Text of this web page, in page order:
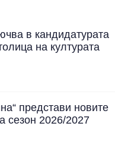
в кандидатурата
на културата
представи новите
сезон 2026/2027